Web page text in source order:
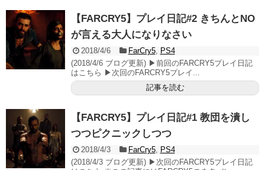
【FARCRY5】プレイ日記#2 きちんとNO
が言える大人になりなさい
2018/4/6 FarCry5, PS4
(2018/4/6 ブログ更新) ▶前回のFARCRY5プレイ日記
はこちら ▶次回のFARCRY5プレイ...
記事を読む
【FARCRY5】プレイ日記#1 教団を潰し
つつピクニックしつつ
2018/4/3 FarCry5, PS4
(2018/4/3 ブログ更新) ▶次回のFARCRY5プレイ日記